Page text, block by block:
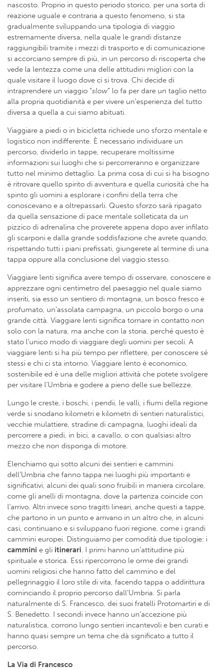
nascosto. Proprio in questo periodo storico, per una sorta di
reazione uguale e contraria a questo fenomeno, si sta
gradualmente sviluppando una tipologia di viaggio
estremamente diversa, nella quale le grandi distanze
raggiungibili tramite i mezzi di trasporto e di comunicazione
si accorciano sempre di più, in un percorso di riscoperta che
vede la lentezza come una delle attitudini migliori con la
quale visitare il luogo dove ci si trova. Chi decide di
intraprendere un viaggio “slow” lo fa per dare un taglio netto
alla propria quotidianità e per vivere un’esperienza del tutto
diversa a quella a cui siamo abituati.
Viaggiare a piedi o in bicicletta richiede uno sforzo mentale e
logistico non indifferente. È necessario individuare un
percorso, dividerlo in tappe, recuperare moltissime
informazioni sui luoghi che si percorreranno e organizzare
tutto nel minimo dettaglio. La prima cosa di cui si ha bisogno
è ritrovare quello spirito di avventura e quella curiosità che ha
spinto gli uomini a esplorare i confini della terra che
conoscevano e a oltrepassarli. Questo sforzo sarà ripagato
da quella sensazione di pace mentale solleticata da un
pizzico di adrenalina che proverete appena dopo aver infilato
gli scarponi e dalla grande soddisfazione che avrete quando,
rispettando tutti i piani prefissati, giungerete al termine di una
tappa oppure alla conclusione del viaggio stesso.
Viaggiare lenti significa avere tempo di osservare, conoscere e
apprezzare ogni centimetro del paesaggio nel quale siamo
inseriti, sia esso un sentiero di montagna, un bosco fresco e
profumato, un’assolata campagna, un piccolo borgo o una
grande città. Viaggiare lenti significa tornare in contatto non
solo con la natura, ma anche con la storia, perché questo è
stato l’unico modo di viaggiare degli uomini per secoli. A
viaggiare lenti si ha più tempo per riflettere, per conoscere sé
stessi e chi ci sta intorno. Viaggiare lento è economico,
sostenibile ed è una delle migliori attività che potete svolgere
per visitare l’Umbria e godere a pieno delle sue bellezze.
Lungo le creste, i boschi, i pendii, le valli, i fiumi della regione
verde si snodano kilometri e kilometri di sentieri naturalistici,
vecchie mulattiere, stradine di campagna, luoghi ideali da
percorrere a piedi, in bici, a cavallo, o con qualsiasi altro
mezzo che non disponga di motore.
Elenchiamo qui sotto alcuni dei sentieri e cammini
dell’Umbria che fanno tappa nei luoghi più importanti e
significativi, alcuni dei quali sono fruibili in maniera circolare,
come gli anelli di montagna, dove la partenza coincide con
l’arrivo. Altri invece sono tragitti lineari, anche questi a tappe,
che partono in un punto e arrivano in un altro che, in alcuni
casi, continuano e si sviluppano fuori regione, come i grandi
cammini europei. Distinguiamo per comodità due tipologie: i
cammini e gli itinerari. I primi hanno un’attitudine più
spirituale e storica. Essi ripercorrono le orme dei grandi
uomini religiosi che hanno fatto del cammino e del
pellegrinaggio il loro stile di vita, facendo tappa o addirittura
cominciando il proprio percorso dall’Umbria. Si parla
naturalmente di S. Francesco, dei suoi fratelli Protomartiri e di
S. Benedetto. I secondi invece hanno un’accezione più
naturalistica, corrono lungo sentieri incantevoli e ben curati e
hanno quasi sempre un tema che dà significato a tutto il
percorso.
La Via di Francesco